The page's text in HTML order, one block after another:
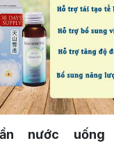
nước